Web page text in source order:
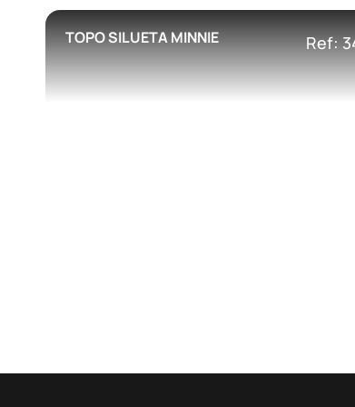
TOPO SILUETA MINNIE Ref: